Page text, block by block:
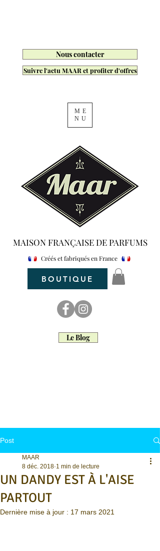
Suivre l'actu MAAR et profiter d'offres
Nous contacter
ME
NU
Créés et fabriqués en France
MAISON FRANÇAISE DE PARFUMS
Le Blog
BOUTIQUE
Post
UN DANDY EST À L'AISE
PARTOUT
MAAR
8 déc. 2018 1 min de lecture
Dernière mise à jour : 17 mars 2021